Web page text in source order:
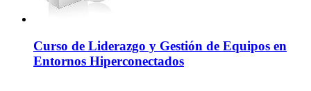
Curso de Liderazgo y Gestión de Equipos en
Entornos Hiperconectados